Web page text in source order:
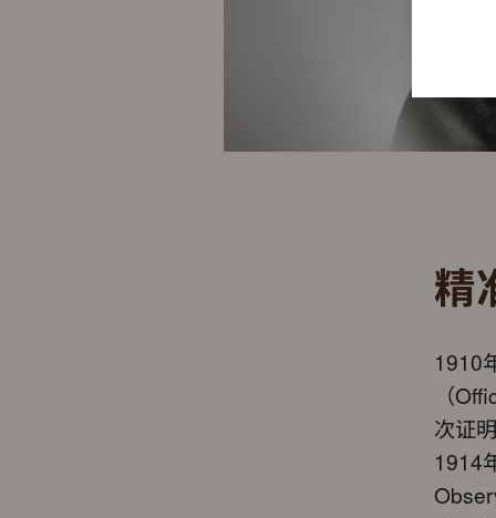
精
1910
（
次证
1914